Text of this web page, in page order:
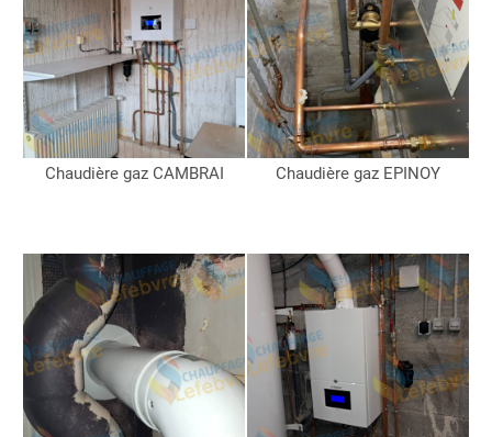
Chaudière gaz CAMBRAI Chaudière gaz EPINOY